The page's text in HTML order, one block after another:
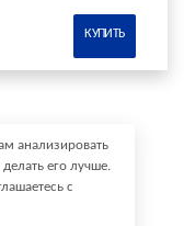
КУПИТЬ
анализировать
его лучше.
с